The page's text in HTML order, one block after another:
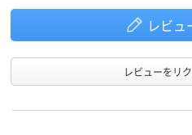
レビュ
レビューをリ